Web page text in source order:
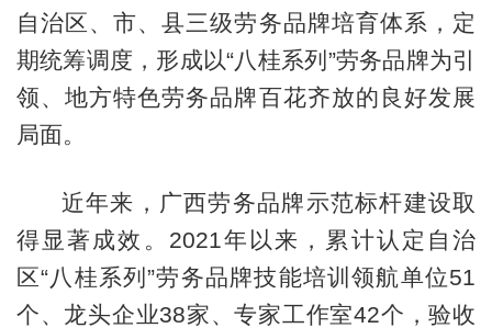
自治区、市、县三级劳务品牌培育体系，定
期统筹调度，形成以“八桂系列”劳务品牌为引
领、地方特色劳务品牌百花齐放的良好发展
局面。
近年来，广西劳务品牌示范标杆建设取
得显著成效。2021年以来，累计认定自治
区“八桂系列”劳务品牌技能培训领航单位51
个、龙头企业38家、专家工作室42个，验收